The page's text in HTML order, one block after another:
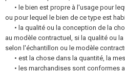
• le bien est propre à l'usage pour
ou pour lequel le bien de ce type est
• la qualité ou la conception de la
au modèle contractuel, si la qualité ou
selon l'échantillon ou le modèle
• est la chose dans la quantité, la
• les marchandises sont conformes